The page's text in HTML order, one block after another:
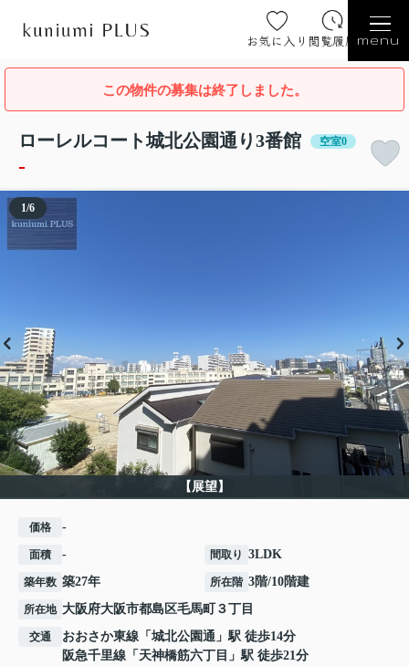
お気に入り 閲覧履歴 menu
この物件の募集は終了しました。
ローレルコート城北公園通り3番館 空室0
-
【展望】
1/6
価格 -
面積 - 間取り 3LDK
築年数 築27年 所在階 3階/10階建
所在地 大阪府大阪市都島区毛馬町 ３丁目
交通 おおさか東線 「 城北公園通 」駅 徒歩14分
阪急千里線 「 天神橋筋六丁目 」駅 徒歩21分